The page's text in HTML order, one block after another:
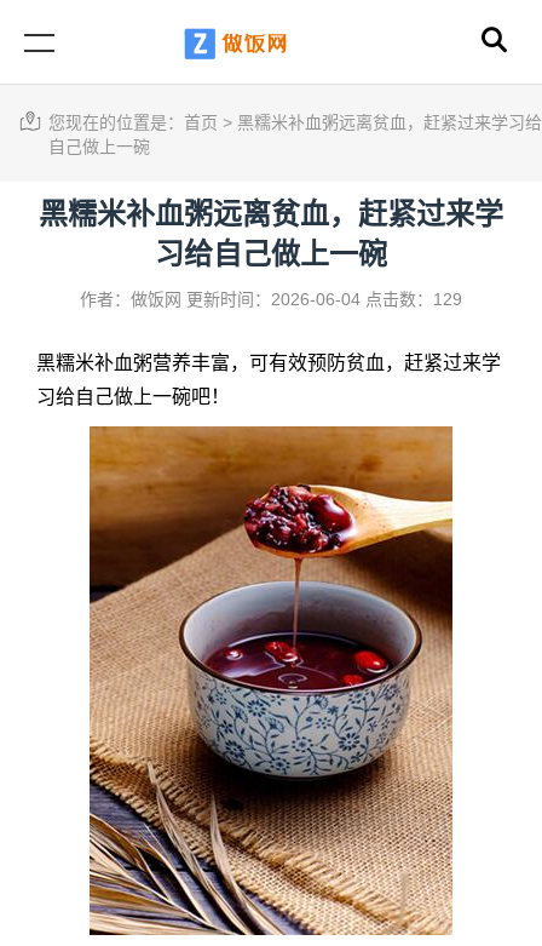
您现在的位置是： 首页 > 黑糯米补血粥远离贫血，赶紧过来学习给
自己做上一碗
黑糯米补血粥远离贫血，赶紧过来学
习给自己做上一碗
作者：做饭网 更新时间：2026-06-04 点击数：129
黑糯米补血粥营养丰富，可有效预防贫血，赶紧过来学
习给自己做上一碗吧！